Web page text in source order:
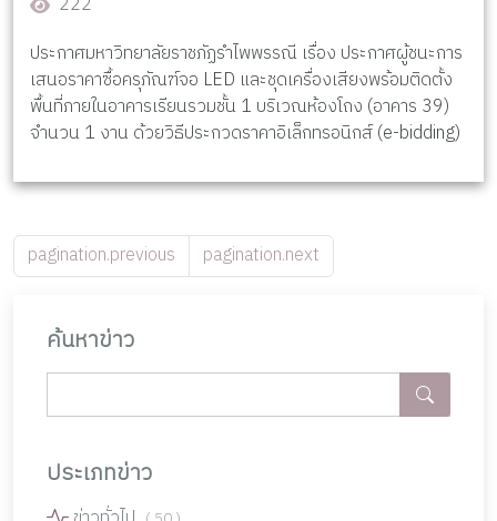
ประกาศมหาวิทยาลัยราชภัฏรำไพพรรณี เรื่อง ประกาศผู้ชนะการ
เสนอราคาซื้อครุภัณฑ์จอ LED และชุดเครื่องเสียงพร้อมติดตั้ง
พื้นที่ภายในอาคารเรียนรวมชั้น 1 บริเวณห้องโถง (อาคาร 39)
จำนวน 1 งาน ด้วยวิธีประกวดราคาอิเล็กทรอนิกส์ (e-bidding)
pagination.previous pagination.next
ค้นหาข่าว
ประเภทข่าว